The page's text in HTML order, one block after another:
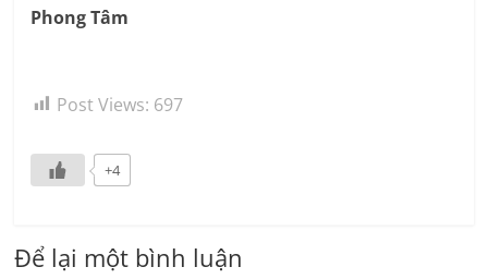
Phong Tâm
Post Views: 697
+4
Để lại một bình luận